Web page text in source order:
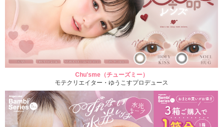
Chu'sme（チューズミー）
モテクリエイター・ゆうこすプロデュース